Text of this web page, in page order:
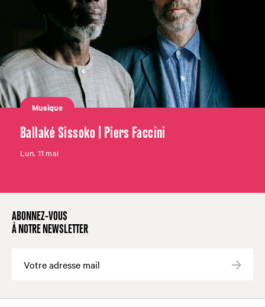
Musique
Ballaké Sissoko | Piers Faccini
Lun. 11 mai
ABONNEZ-VOUS
À NOTRE NEWSLETTER